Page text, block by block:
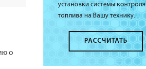
о
установки системы контроля
топлива на Вашу технику.
РАССЧИТАТЬ